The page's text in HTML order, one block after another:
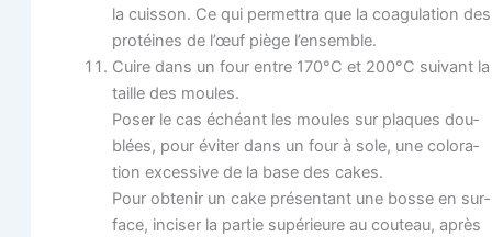
la cuis­son. Ce qui per­met­tra que la coa­gu­la­tion des
pro­téines de l’œuf piège l’ensemble.
Cuire dans un four entre 170°C et 200°C sui­vant la
taille des moules.
Poser le cas échéant les moules sur plaques dou­
blées, pour évi­ter dans un four à sole, une colo­ra­
tion exces­sive de la base des cakes.
Pour obte­nir un cake pré­sen­tant une bosse en sur­
face, inci­ser la par­tie supé­rieure au cou­teau, après